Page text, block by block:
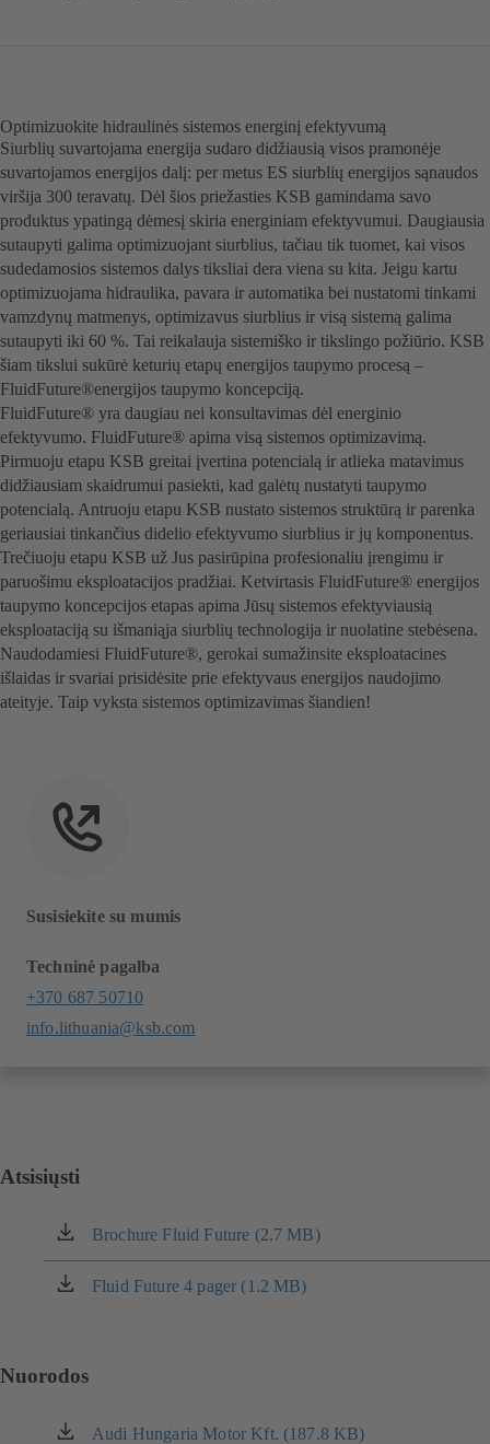
Optimizuokite hidraulinės sistemos energinį efektyvumą
Siurblių suvartojama energija sudaro didžiausią visos pramonėje
suvartojamos energijos dalį: per metus ES siurblių energijos sąnaudos
viršija 300 teravatų. Dėl šios priežasties KSB gamindama savo
produktus ypatingą dėmesį skiria energiniam efektyvumui. Daugiausia
sutaupyti galima optimizuojant siurblius, tačiau tik tuomet, kai visos
sudedamosios sistemos dalys tiksliai dera viena su kita. Jeigu kartu
optimizuojama hidraulika, pavara ir automatika bei nustatomi tinkami
vamzdynų matmenys, optimizavus siurblius ir visą sistemą galima
sutaupyti iki 60 %. Tai reikalauja sistemiško ir tikslingo požiūrio. KSB
šiam tikslui sukūrė keturių etapų energijos taupymo procesą –
FluidFuture®energijos taupymo koncepciją.
FluidFuture® yra daugiau nei konsultavimas dėl energinio
efektyvumo. FluidFuture® apima visą sistemos optimizavimą.
Pirmuoju etapu KSB greitai įvertina potencialą ir atlieka matavimus
didžiausiam skaidrumui pasiekti, kad galėtų nustatyti taupymo
potencialą. Antruoju etapu KSB nustato sistemos struktūrą ir parenka
geriausiai tinkančius didelio efektyvumo siurblius ir jų komponentus.
Trečiuoju etapu KSB už Jus pasirūpina profesionaliu įrengimu ir
paruošimu eksploatacijos pradžiai. Ketvirtasis FluidFuture® energijos
taupymo koncepcijos etapas apima Jūsų sistemos efektyviausią
eksploataciją su išmaniąja siurblių technologija ir nuolatine stebėsena.
Naudodamiesi FluidFuture®, gerokai sumažinsite eksploatacines
išlaidas ir svariai prisidėsite prie efektyvaus energijos naudojimo
ateityje. Taip vyksta sistemos optimizavimas šiandien!
Susisiekite su mumis
Techninė pagalba
+370 687 50710
info.lithuania@ksb.com
Atsisiųsti
Brochure Fluid Future (2.7 MB)
(atsidaro
naujame
naršyklės
Fluid Future 4 pager (1.2 MB)
(atsidaro
Nuorodos
Audi Hungaria Motor Kft. (187.8 KB)
(atsidaro